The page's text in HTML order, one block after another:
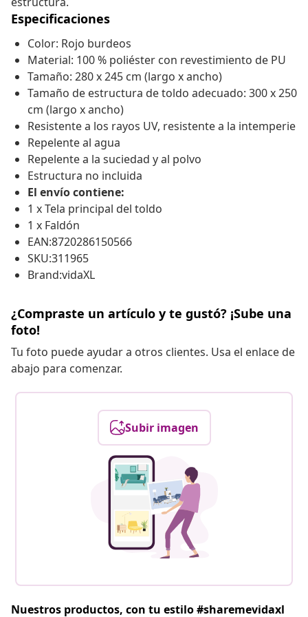
Especificaciones
Color: Rojo burdeos
Material: 100 % poliéster con revestimiento de PU
Tamaño: 280 x 245 cm (largo x ancho)
Tamaño de estructura de toldo adecuado: 300 x 250
cm (largo x ancho)
Resistente a los rayos UV, resistente a la intemperie
Repelente al agua
Repelente a la suciedad y al polvo
Estructura no incluida
El envío contiene:
1 x Tela principal del toldo
1 x Faldón
EAN:8720286150566
SKU:311965
Brand:vidaXL
¿Compraste un artículo y te gustó? ¡Sube una
foto!
Tu foto puede ayudar a otros clientes. Usa el enlace de
abajo para comenzar.
Subir imagen
Nuestros productos, con tu estilo #sharemevidaxl